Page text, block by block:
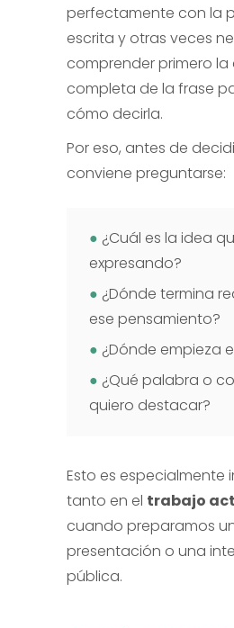
perfectamente con la
escrita y otras veces
comprender primero la
completa de la frase
cómo decirla.
Por eso, antes de
conviene preguntarse:
● ¿Cuál es la idea
expresando?
● ¿Dónde termina
ese pensamiento?
● ¿Dónde empieza
● ¿Qué palabra o
quiero destacar?
Esto es especialmente
tanto en el trabajo
cuando preparamos
presentación o una
pública.